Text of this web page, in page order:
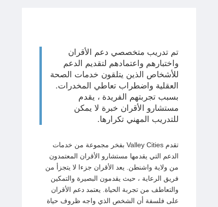
تم تدريب متخصصي دعم الأقران
واختبارهم واعتمادهم لتقديم الدعم
للأشخاص الذين يتلقون خدمات الصحة
العقلية واضطراب تعاطي المخدرات.
بسبب تجربتهم الفريدة ، يقدم
مستشارو الأقران خبرة لا يمكن
للتدريب المهني تكرارها.
تقدم Valley Cities بفخر مجموعة من خدمات
الدعم التي يقدمها مستشارو الأقران المعتمدون
من ولاية واشنطن. يعد الأقران جزءا لا يتجزأ من
فريق الرعاية ، حيث يقدمون البصيرة والتمكين
والتعاطف من تجربة الحياة. يعتمد دعم الأقران
على فلسفة أن الشخص الذي واجه ظروف حياة